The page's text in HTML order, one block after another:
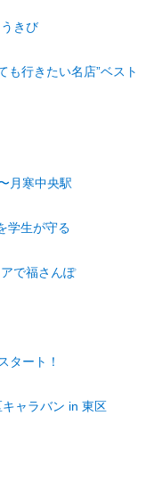
きび
も行きたい名店”ベスト
月寒中央駅
学生が守る
で福さんぽ
タート！
ャラバン in 東区